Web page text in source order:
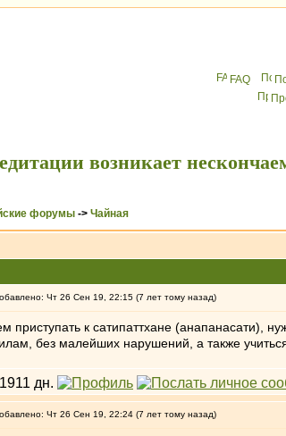
FAQ
возникает
форумы -> Чайная
Чт 26 Сен 19, 22:15 (7 лет тому назад)
приступать к сатипаттхане (анапанасати),
без малейших нарушений, а также
Чт 26 Сен 19, 22:24 (7 лет тому назад)